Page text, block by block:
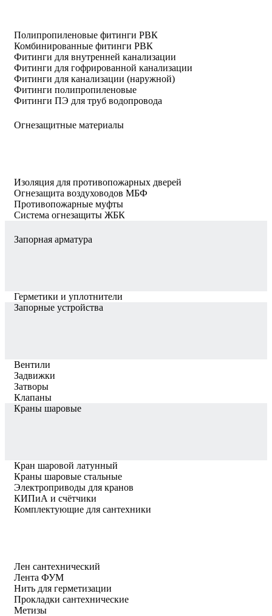
Полипропиленовые фитинги РВК
Комбинированные фитинги РВК
Фитинги для внутренней канализации
Фитинги для гофрированной канализации
Фитинги для канализации (наружной)
Фитинги полипропиленовые
Фитинги ПЭ для труб водопровода
Огнезащитные материалы
Изоляция для противопожарных дверей
Огнезащита воздуховодов МБФ
Противопожарные муфты
Система огнезащиты ЖБК
Запорная арматура
Герметики и уплотнители
Запорные устройства
Вентили
Задвижки
Затворы
Клапаны
Краны шаровые
Кран шаровой латунный
Краны шаровые стальные
Электроприводы для кранов
КИПиА и счётчики
Комплектующие для сантехники
Лен сантехнический
Лента ФУМ
Нить для герметизации
Прокладки сантехнические
Метизы